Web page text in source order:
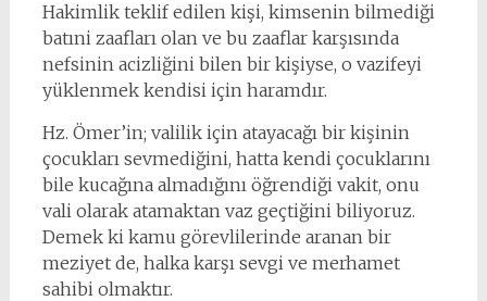
Hakimlik teklif edilen kişi, kimsenin bilmediği
batıni zaafları olan ve bu zaaflar karşısında
nefsinin acizliğini bilen bir kişiyse, o vazifeyi
yüklenmek kendisi için haramdır.
Hz. Ömer’in; valilik için atayacağı bir kişinin
çocukları sevmediğini, hatta kendi çocuklarını
bile kucağına almadığını öğrendiği vakit, onu
vali olarak atamaktan vaz geçtiğini biliyoruz.
Demek ki kamu görevlilerinde aranan bir
meziyet de, halka karşı sevgi ve merhamet
sahibi olmaktır.